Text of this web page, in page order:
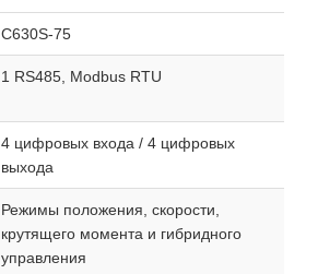
C630S-75
1 RS485, Modbus RTU
4 цифровых входа / 4 цифровых
выхода
Режимы положения, скорости,
крутящего момента и гибридного
управления